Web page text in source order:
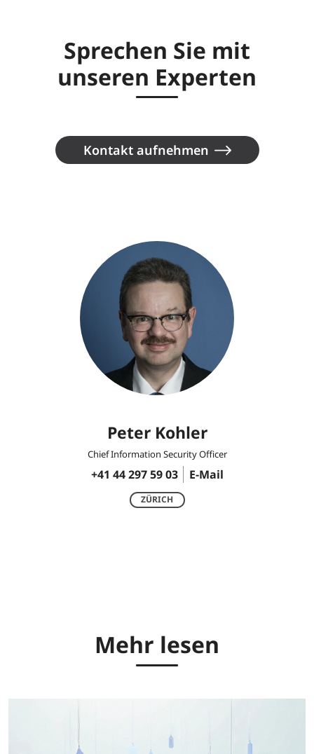
Sprechen Sie mit
unseren Experten
Kontakt aufnehmen
Peter Kohler
Chief Information Security Officer
+41 44 297 59 03 E-Mail
ZÜRICH
Mehr lesen